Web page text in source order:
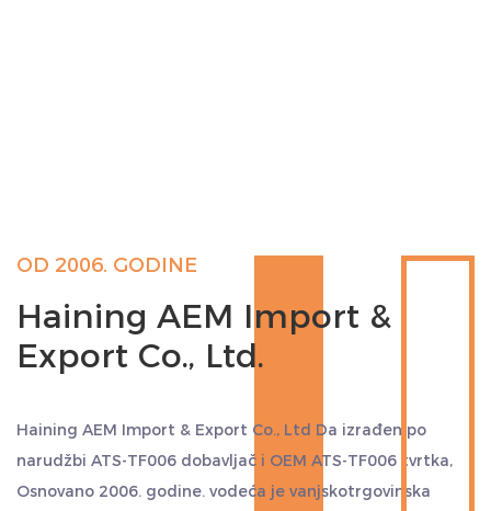
OD 2006. GODINE
Haining AEM Import &
Export Co., Ltd.
Haining AEM Import & Export Co., Ltd Da izrađen po
narudžbi ATS-TF006 dobavljač i OEM ATS-TF006 tvrtka,
Osnovano 2006. godine. vodeća je vanjskotrgovinska